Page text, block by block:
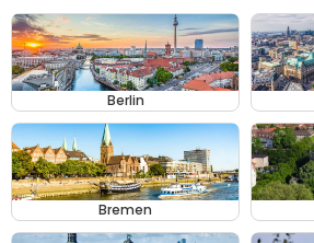
Berlin
Bremen